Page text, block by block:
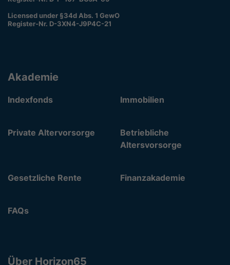
Licensed under §34d Abs. 1 GewO
Register-Nr. D-3XN4-J9P4C-21
Akademie
Indexfonds Immobilien
Private Altervorsorge
Betriebliche
Altersvorsorge
Gesetzliche Rente Finanzakademie
FAQs
Über Horizon65